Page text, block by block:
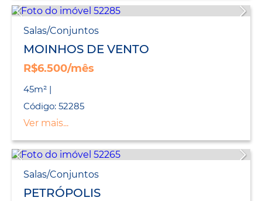
Salas/Conjuntos
MOINHOS DE VENTO
R$6.500/mês
45m² |
Código: 52285
Ver mais...
Salas/Conjuntos
PETRÓPOLIS